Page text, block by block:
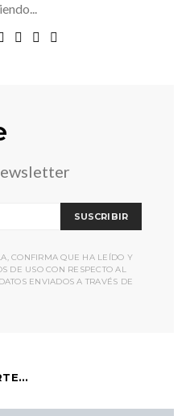
SUSCRIBIR
CONFIRMA QUE HA LEÍDO Y
DE USO CON RESPECTO AL
ENVIADOS A TRAVÉS DE